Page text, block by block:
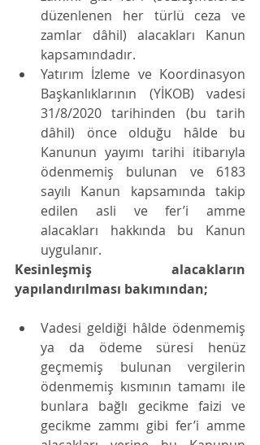
düzenlenen her türlü ceza ve
zamlar dâhil) alacakları Kanun
kapsamındadır.
Yatırım İzleme ve Koordinasyon
Başkanlıklarının (YİKOB) vadesi
31/8/2020 tarihinden (bu tarih
dâhil) önce olduğu hâlde bu
Kanunun yayımı tarihi itibarıyla
ödenmemiş bulunan ve 6183
sayılı Kanun kapsamında takip
edilen asli ve fer’i amme
alacakları hakkında bu Kanun
uygulanır.
Kesinleşmiş alacakların
yapılandırılması bakımından;
Vadesi geldiği hâlde ödenmemiş
ya da ödeme süresi henüz
geçmemiş bulunan vergilerin
ödenmemiş kısmının tamamı ile
bunlara bağlı gecikme faizi ve
gecikme zammı gibi fer’i amme